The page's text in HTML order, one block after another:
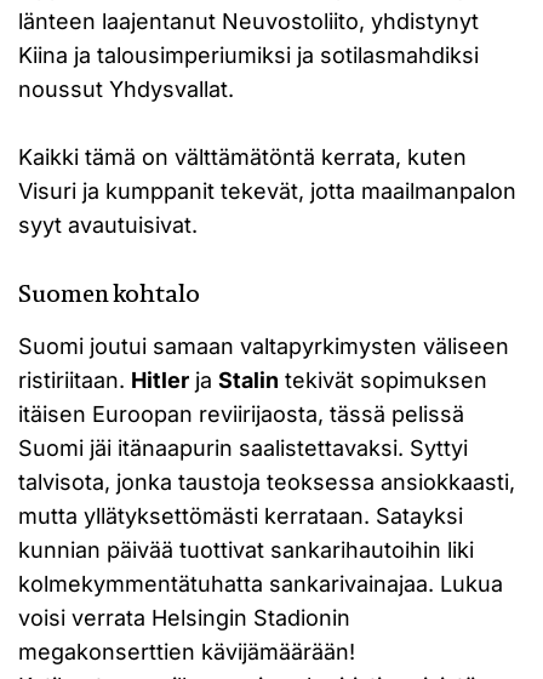
länteen laajentanut Neuvostoliito, yhdistynyt
Kiina ja talousimperiumiksi ja sotilasmahdiksi
noussut Yhdysvallat.
Kaikki tämä on välttämätöntä kerrata, kuten
Visuri ja kumppanit tekevät, jotta maailmanpalon
syyt avautuisivat.
Suomen kohtalo
Suomi joutui samaan valtapyrkimysten väliseen
ristiriitaan. Hitler ja Stalin tekivät sopimuksen
itäisen Euroopan reviirijaosta, tässä pelissä
Suomi jäi itänaapurin saalistettavaksi. Syttyi
talvisota, jonka taustoja teoksessa ansiokkaasti,
mutta yllätyksettömästi kerrataan. Satayksi
kunnian päivää tuottivat sankarihautoihin liki
kolmekymmentätuhatta sankarivainajaa. Lukua
voisi verrata Helsingin Stadionin
megakonserttien kävijämäärään!